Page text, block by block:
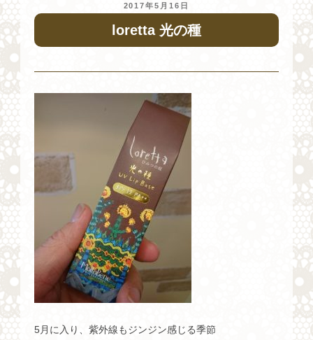
投
日:
2017年5月16日
loretta 光の種
5月に入り、紫外線もジンジン感じる季節